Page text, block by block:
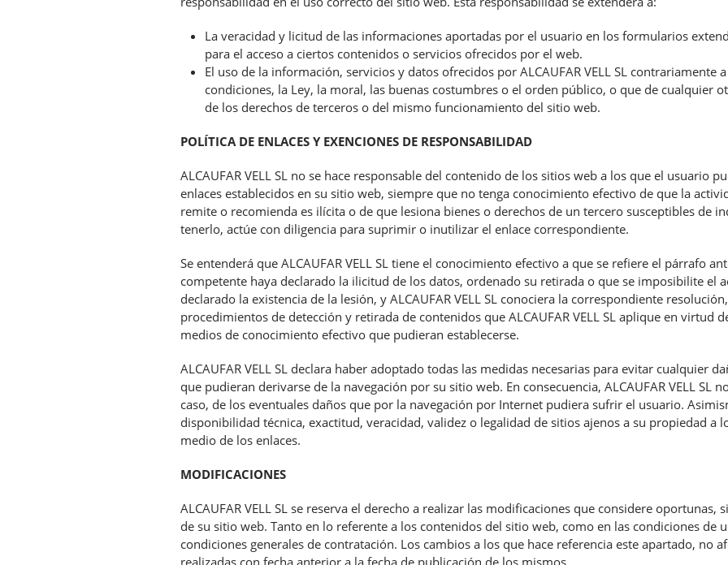
La veracidad y licitud de las informaciones aportadas por el usuario en los formularios
para el acceso a ciertos contenidos o servicios ofrecidos por el web.
El uso de la información, servicios y datos ofrecidos por ALCAUFAR VELL SL contrariamente
condiciones, la Ley, la moral, las buenas costumbres o el orden público, o que de cualquier
de los derechos de terceros o del mismo funcionamiento del sitio web.
POLÍTICA DE ENLACES Y EXENCIONES DE RESPONSABILIDAD
ALCAUFAR VELL SL no se hace responsable del contenido de los sitios web a los que el usuario
enlaces establecidos en su sitio web, siempre que no tenga conocimiento efectivo de que la
remite o recomienda es ilícita o de que lesiona bienes o derechos de un tercero susceptibles de
tenerlo, actúe con diligencia para suprimir o inutilizar el enlace correspondiente.
Se entenderá que ALCAUFAR VELL SL tiene el conocimiento efectivo a que se refiere el párrafo
competente haya declarado la ilicitud de los datos, ordenado su retirada o que se imposibilite el
declarado la existencia de la lesión, y ALCAUFAR VELL SL conociera la correspondiente
procedimientos de detección y retirada de contenidos que ALCAUFAR VELL SL aplique en virtud
medios de conocimiento efectivo que pudieran establecerse.
ALCAUFAR VELL SL declara haber adoptado todas las medidas necesarias para evitar cualquier
que pudieran derivarse de la navegación por su sitio web. En consecuencia, ALCAUFAR VELL SL
caso, de los eventuales daños que por la navegación por Internet pudiera sufrir el usuario.
disponibilidad técnica, exactitud, veracidad, validez o legalidad de sitios ajenos a su propiedad a
medio de los enlaces.
MODIFICACIONES
ALCAUFAR VELL SL se reserva el derecho a realizar las modificaciones que considere
de su sitio web. Tanto en lo referente a los contenidos del sitio web, como en las condiciones de
condiciones generales de contratación. Los cambios a los que hace referencia este apartado, no
realizadas con fecha anterior a la fecha de publicación de los mismos.